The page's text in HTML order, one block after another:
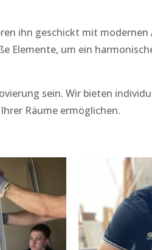
ihn geschickt mit
Elemente, um ein
sein. Wir bieten
Räume ermöglichen.